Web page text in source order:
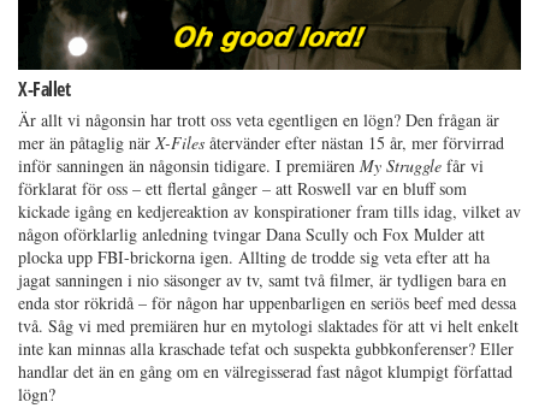
X-Fallet
Är allt vi någonsin har trott oss veta egentligen en lögn? Den frågan är
mer än påtaglig närX-Files återvänder efter nästan 15 år, mer förvirrad
inför sanningen än någonsin tidigare. I premiären My Struggle får vi
förklarat för oss – ett flertal gånger – att Roswell var en bluff som
kickade igång en kedjereaktion av konspirationer fram tills idag, vilket av
någon oförklarlig anledning tvingar Dana Scully och Fox Mulder att
plocka upp FBI-brickorna igen. Allting de trodde sig veta efter att ha
jagat sanningen i nio säsonger av tv, samt två filmer, är tydligen bara en
enda stor rökridå – för någon har uppenbarligen en seriös beef med dessa
två. Såg vi med premiären hur en mytologi slaktades för att vi helt enkelt
inte kan minnas alla kraschade tefat och suspekta gubbkonferenser? Eller
handlar det än en gång om en välregisserad fast något klumpigt författad
lögn?